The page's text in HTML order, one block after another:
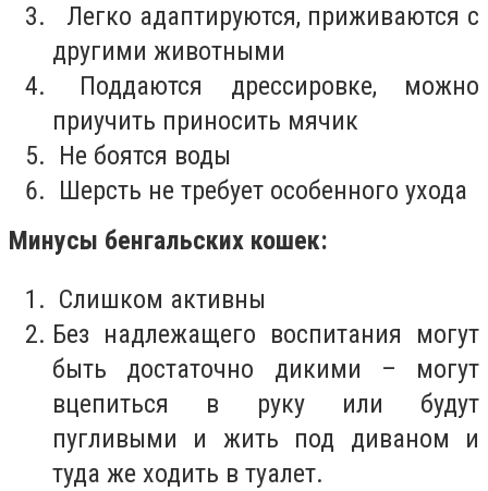
Легко адаптируются, приживаются с
другими животными
Поддаются дрессировке, можно
приучить приносить мячик
Не боятся воды
Шерсть не требует особенного ухода
Минусы бенгальских кошек:
Слишком активны
Без надлежащего воспитания могут
быть достаточно дикими – могут
вцепиться в руку или будут
пугливыми и жить под диваном и
туда же ходить в туалет.